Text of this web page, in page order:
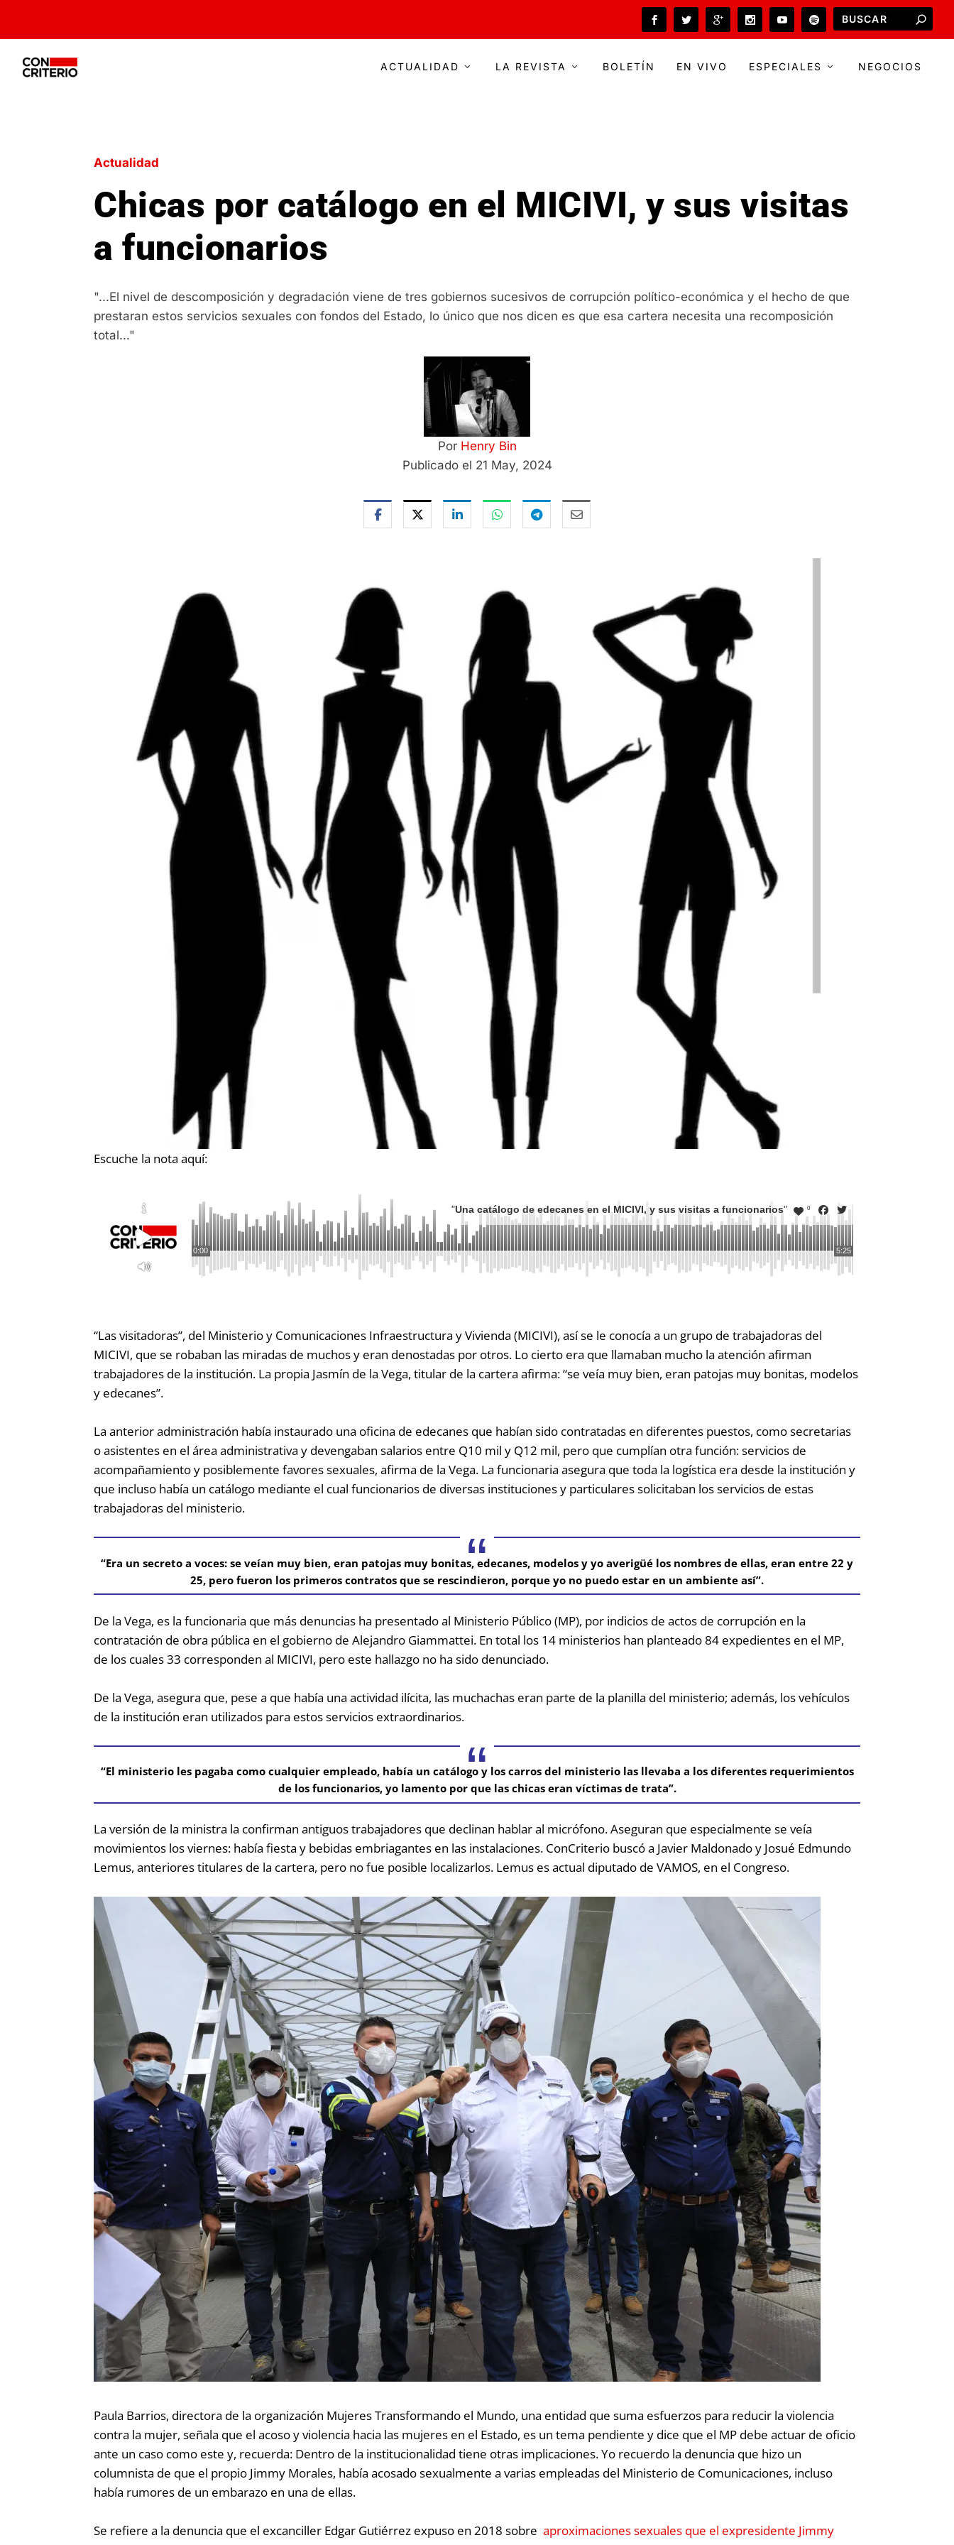
ACTUALIDAD LA REVISTA BOLETÍN EN VIVO ESPECIALES NEGOCIOS
Actualidad
Chicas por catálogo en el MICIVI, y sus visitas
a funcionarios
"...El nivel de descomposición y degradación viene de tres gobiernos sucesivos de corrupción político-económica y el hecho de que
prestaran estos servicios sexuales con fondos del Estado, lo único que nos dicen es que esa cartera necesita una recomposición
total..."
Por Henry Bin
Publicado el 21 May, 2024
Escuche la nota aquí:
0:00 5:25
"Una catálogo de edecanes en el MICIVI, y sus visitas a funcionarios" 0
“Las visitadoras”, del Ministerio y Comunicaciones Infraestructura y Vivienda (MICIVI), así se le conocía a un grupo de trabajadoras del
MICIVI, que se robaban las miradas de muchos y eran denostadas por otros. Lo cierto era que llamaban mucho la atención afirman
trabajadores de la institución. La propia Jasmín de la Vega, titular de la cartera afirma:“se veía muy bien, eran patojas muy bonitas, modelos
y edecanes”.
La anterior administración había instaurado una oficina de edecanes que habían sido contratadas en diferentes puestos, como secretarias
o asistentes en el área administrativa y devengaban salarios entre Q10 mil y Q12 mil, pero que cumplían otra función: servicios de
acompañamiento y posiblemente favores sexuales, afirma de la Vega. La funcionaria asegura que toda la logística era desde la institución y
que incluso había un catálogo mediante el cual funcionarios de diversas instituciones y particulares solicitaban los servicios de estas
trabajadoras del ministerio.
“Era un secreto a voces: se veían muy bien, eran patojas muy bonitas, edecanes, modelos y yo averigüé los nombres de ellas, eran entre 22 y
25, pero fueron los primeros contratos que se rescindieron, porque yo no puedo estar en un ambiente así”.
De la Vega, es la funcionaria que más denuncias ha presentado al Ministerio Público (MP), por indicios de actos de corrupción en la
contratación de obra pública en el gobierno de Alejandro Giammattei. En total los 14 ministerios han planteado 84 expedientes en el MP,
de los cuales 33 corresponden al MICIVI, pero este hallazgo no ha sido denunciado.
De la Vega, asegura que, pese a que había una actividad ilícita, las muchachas eran parte de la planilla del ministerio; además, los vehículos
de la institución eran utilizados para estos servicios extraordinarios.
“El ministerio les pagaba como cualquier empleado, había un catálogo y los carros del ministerio las llevaba a los diferentes requerimientos
de los funcionarios, yo lamento por que las chicas eran víctimas de trata”.
La versión de la ministra la confirman antiguos trabajadores que declinan hablar al micrófono. Aseguran que especialmente se veía
movimientos los viernes: había fiesta y bebidas embriagantes en las instalaciones. ConCriterio buscó a Javier Maldonado y Josué Edmundo
Lemus, anteriores titulares de la cartera, pero no fue posible localizarlos. Lemus es actual diputado de VAMOS, en el Congreso.
Paula Barrios, directora de la organización Mujeres Transformando el Mundo, una entidad que suma esfuerzos para reducir la violencia
contra la mujer, señala que el acoso y violencia hacia las mujeres en el Estado, es un tema pendiente y dice que el MP debe actuar de oficio
ante un caso como este y, recuerda: Dentro de la institucionalidad tiene otras implicaciones. Yo recuerdo la denuncia que hizo un
columnista de que el propio Jimmy Morales, había acosado sexualmente a varias empleadas del Ministerio de Comunicaciones, incluso
había rumores de un embarazo en una de ellas.
Se refiere a la denuncia que el excanciller Edgar Gutiérrez expuso en 2018 sobre aproximaciones sexuales que el expresidente Jimmy